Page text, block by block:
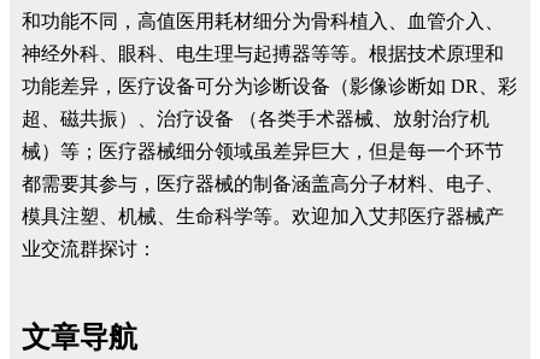
和功能不同，高值医用耗材细分为骨科植入、血管介入、
神经外科、眼科、电生理与起搏器等等。根据技术原理和
功能差异，医疗设备可分为诊断设备（影像诊断如 DR、彩
超、磁共振）、治疗设备 （各类手术器械、放射治疗机
械）等；医疗器械细分领域虽差异巨大，但是每一个环节
都需要其参与，医疗器械的制备涵盖高分子材料、电子、
模具注塑、机械、生命科学等。欢迎加入艾邦医疗器械产
业交流群探讨：
文章导航